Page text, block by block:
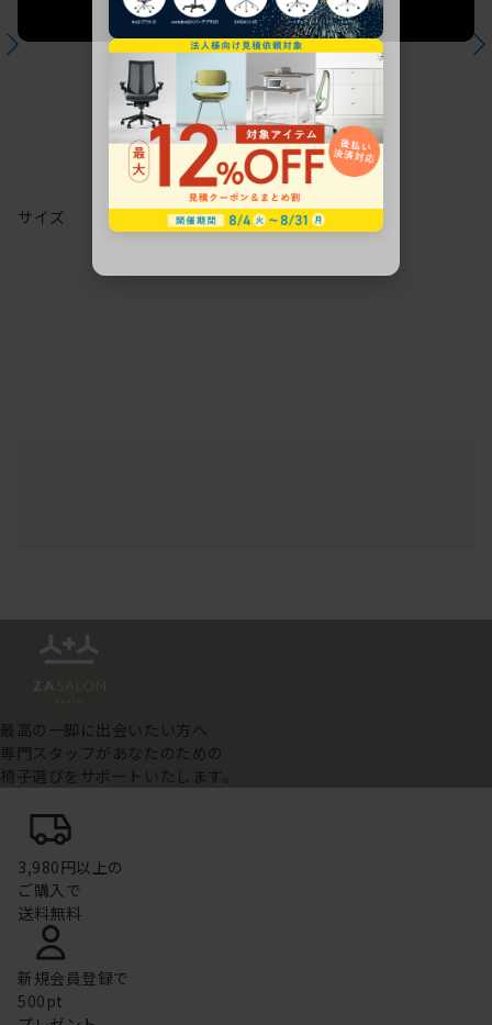
法人限定 お見積り
ご希望に応じて承ります。
サイズ
最高の一脚に出会いたい方へ
専門スタッフがあなたのための
椅子選びをサポートいたします。
3,980円以上の
ご購入で
送料無料
新規会員登録で
500pt